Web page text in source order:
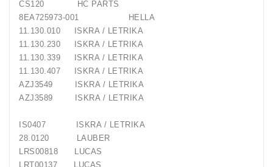
CS120 HC PARTS
8EA725973-001 HELLA
11.130.010 ISKRA / LETRIKA
11.130.230 ISKRA / LETRIKA
11.130.339 ISKRA / LETRIKA
11.130.407 ISKRA / LETRIKA
AZJ3549 ISKRA / LETRIKA
AZJ3589 ISKRA / LETRIKA
IS0407 ISKRA / LETRIKA
28.0120 LAUBER
LRS00818 LUCAS
LRT00137 LUCAS